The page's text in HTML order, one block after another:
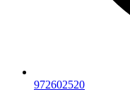
972602520